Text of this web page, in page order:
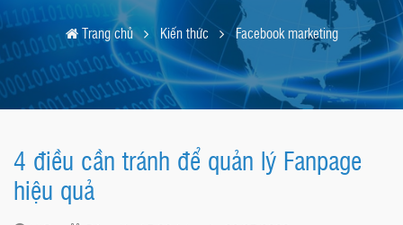
Trang chủ Kiến thức Facebook marketing
4 điều cần tránh để quản lý Fanpage
hiệu quả